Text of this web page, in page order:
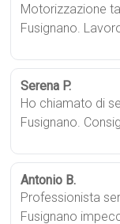
Motorizzazione
Fusignano.
Serena P.
Ho chiamato di
Fusignano.
Antonio B.
Professionista
Fusignano